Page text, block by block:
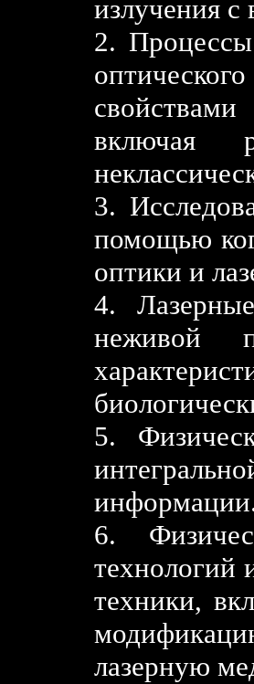
излучения с
2. Процессы
включая
3.
помощью
оптики и
4.
неживой
5.
6.
технологий
техники,
лазерную